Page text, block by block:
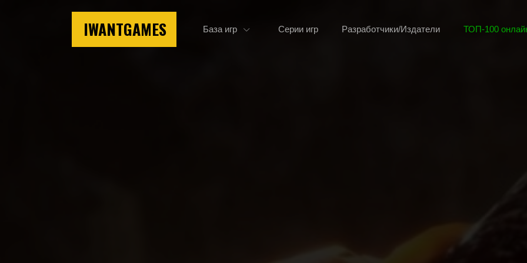
IWANTGAMES База игр Серии игр Разработчики/Издатели ТОП-100